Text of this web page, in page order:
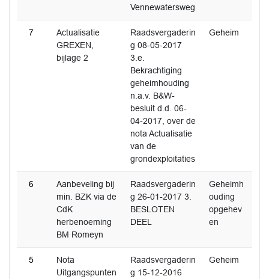
Vennewatersweg
7
Actualisatie
GREXEN,
bijlage 2
Raadsvergaderin
g 08-05-2017
3.e.
Bekrachtiging
geheimhouding
n.a.v. B&W-
besluit d.d. 06-
04-2017, over de
nota Actualisatie
van de
grondexploitaties
Geheim
6
Aanbeveling bij
min. BZK via de
CdK
herbenoeming
BM Romeyn
Raadsvergaderin
g 26-01-2017 3.
BESLOTEN
DEEL
Geheimh
ouding
opgehev
en
5
Nota
Uitgangspunten
Raadsvergaderin
g 15-12-2016
Geheim